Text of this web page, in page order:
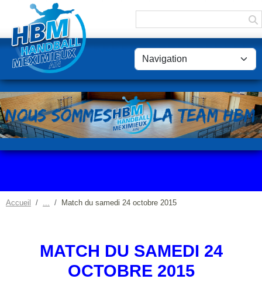
Accueil Match du samedi 24 octobre 2015
MATCH DU SAMEDI 24
OCTOBRE 2015
Panneau de gestion des cookies